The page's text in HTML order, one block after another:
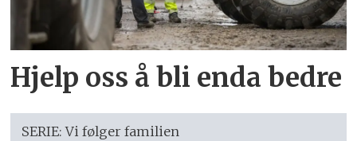
Hjelp oss å bli enda bedre
SERIE: Vi følger familien